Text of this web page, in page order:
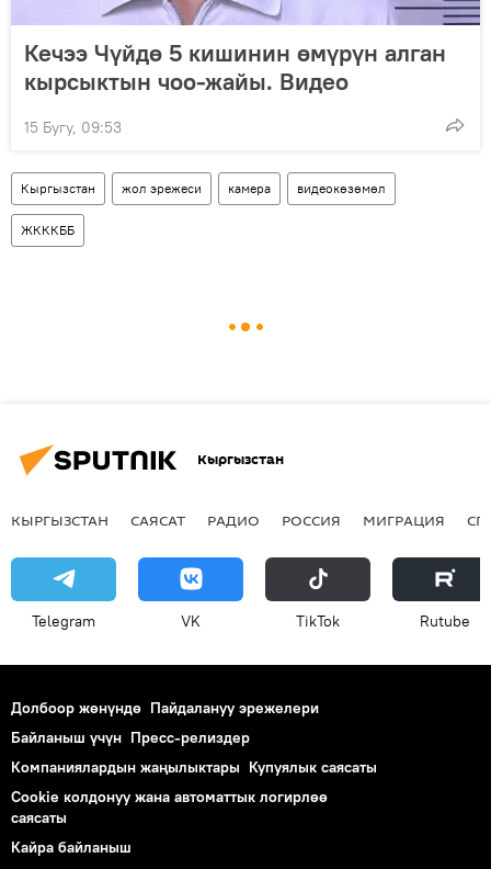
Кечээ Чүйдө 5 кишинин өмүрүн алган
кырсыктын чоо-жайы. Видео
15 Бугу, 09:53
Кыргызстан жол эрежеси камера видеокөзөмөл
ЖКККББ
Кыргызстан
КЫРГЫЗСТАН САЯСАТ РАДИО РОССИЯ МИГРАЦИЯ
Telegram VK ТikТоk Rutube
Долбоор жөнүндө Пайдалануу эрежелери
Байланыш үчүн Пресс-релиздер
Компаниялардын жаңылыктары Купуялык саясаты
Cookie колдонуу жана автоматтык логирлөө
саясаты
Кайра байланыш